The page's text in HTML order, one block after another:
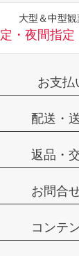
大型＆中型観
・夜間指
お支払
配送・
返品・
お問合
コンテ